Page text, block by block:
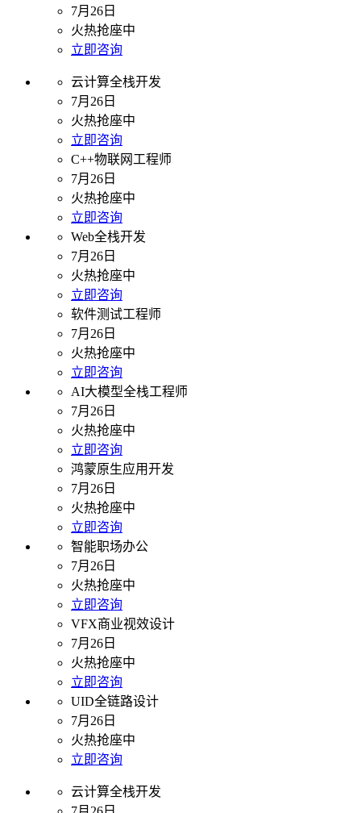
7月26日
火热抢座中
立即咨询
云计算全栈开发
7月26日
火热抢座中
立即咨询
C++物联网工程师
7月26日
火热抢座中
立即咨询
Web全栈开发
7月26日
火热抢座中
立即咨询
软件测试工程师
7月26日
火热抢座中
立即咨询
AI大模型全栈工程师
7月26日
火热抢座中
立即咨询
鸿蒙原生应用开发
7月26日
火热抢座中
立即咨询
智能职场办公
7月26日
火热抢座中
立即咨询
VFX商业视效设计
7月26日
火热抢座中
立即咨询
UID全链路设计
7月26日
火热抢座中
立即咨询
云计算全栈开发